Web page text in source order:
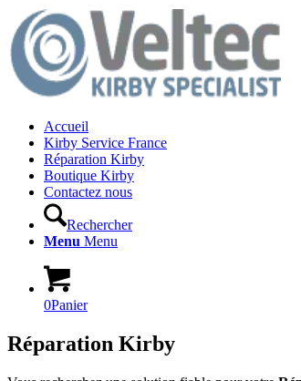
Accueil
Kirby Service France
Réparation Kirby
Boutique Kirby
Contactez nous
Rechercher
Menu Menu
0Panier
Réparation Kirby